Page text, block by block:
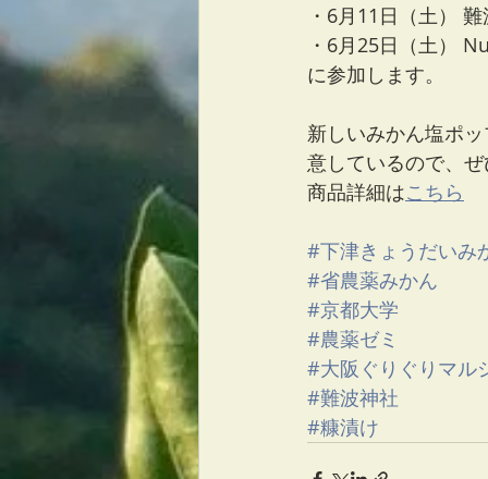
・6月11日（土）
・6月25日（土）
に参加します。
新しいみかん塩ポ
意しているので、
商品詳細はこちら
#下津きょうだいみ
#省農薬みかん
#京都大学
#農薬ゼミ
#大阪ぐりぐりマル
#難波神社
#糠漬け